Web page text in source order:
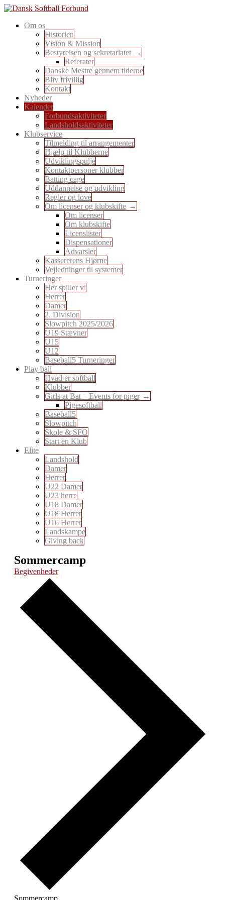
Skip
content
Dansk Softball Forbund
En sport for alle
Om os
Historien
Vision & Mission
Bestyrelsen og sekretariatet
Referater
Danske Mestre gennem tiderne
Bliv frivillig
Kontakt
Nyheder
Kalender
Forbundsaktiviteter
Landsholdsaktiviteter
Klubservice
Tilmelding til arrangementer
Hjælp til Klubberne
Udviklingspulje
Kontaktpersoner klubber
Batting cage
Uddannelse og udvikling
Regler og love
Om licenser og klubskifte
Om licenser
Om klubskifte
Licenslister
Dispensationer
Advarsler
Kassererens Hjørne
Vejledninger til systemer
Turneringer
Her spiller vi
Herrer
Damer
2. Division
Slowpitch 2025/2026
U19 Stævner
U15
U12
Baseball5 Turneringer
Play ball
Hvad er softball
Klubber
Girls at Bat – Events for piger
Pigesoftball
Baseball5
Slowpitch
Skole & SFO
Start en Klub
Elite
Landshold
Damer
Herrer
U22 Damer
U23 herre
U18 Damer
U18 Herrer
U16 Herrer
Landskampe
Giving back
Sommercamp
Begivenheder
Sommercamp